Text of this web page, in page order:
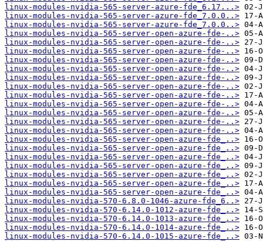
linux-modules-nvidia-565-server-azure-fde_6.17...>
linux-modules-nvidia-565-server-azure-fde_7.0.0..>
linux-modules-nvidia-565-server-azure-fde_7.0.0..>
linux-modules-nvidia-565-server-open-azure-fde-..>
linux-modules-nvidia-565-server-open-azure-fde-..>
linux-modules-nvidia-565-server-open-azure-fde-..>
linux-modules-nvidia-565-server-open-azure-fde-..>
linux-modules-nvidia-565-server-open-azure-fde-..>
linux-modules-nvidia-565-server-open-azure-fde-..>
linux-modules-nvidia-565-server-open-azure-fde-..>
linux-modules-nvidia-565-server-open-azure-fde-..>
linux-modules-nvidia-565-server-open-azure-fde-..>
linux-modules-nvidia-565-server-open-azure-fde-..>
linux-modules-nvidia-565-server-open-azure-fde-..>
linux-modules-nvidia-565-server-open-azure-fde-..>
linux-modules-nvidia-565-server-open-azure-fde_..>
linux-modules-nvidia-565-server-open-azure-fde_..>
linux-modules-nvidia-565-server-open-azure-fde_..>
linux-modules-nvidia-565-server-open-azure-fde_..>
linux-modules-nvidia-565-server-open-azure-fde_..>
linux-modules-nvidia-565-server-open-azure-fde_..>
linux-modules-nvidia-565-server-open-azure-fde_..>
linux-modules-nvidia-570-6.8.0-1046-azure-fde_6..>
linux-modules-nvidia-570-6.14.0-1012-azure-fde_..>
linux-modules-nvidia-570-6.14.0-1013-azure-fde_..>
linux-modules-nvidia-570-6.14.0-1014-azure-fde_..>
linux-modules-nvidia-570-6.14.0-1015-azure-fde_..>